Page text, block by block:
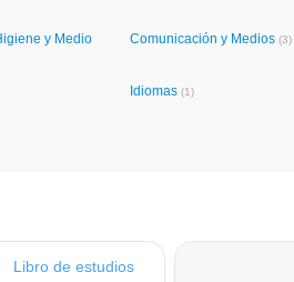
y Medio
Comunicación y Medios (3)
Idiomas (1)